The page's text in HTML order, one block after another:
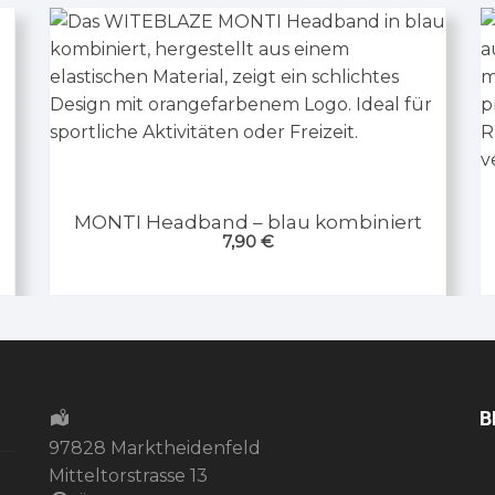
MONTI Headband – blau kombiniert
7,90 €
97828 Marktheidenfeld
Mitteltorstrasse 13